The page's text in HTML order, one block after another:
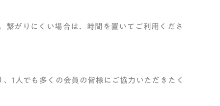
がりにくい場合は、時間を置いてご利用くださ
1人でも多くの会員の皆様にご協力いただきたく